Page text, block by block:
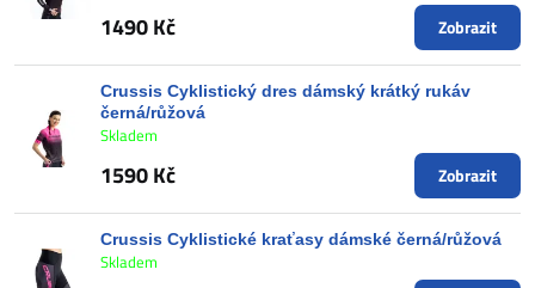
1490 Kč Zobrazit
Crussis Cyklistický dres dámský krátký rukáv
černá/růžová
Skladem
1590 Kč Zobrazit
Crussis Cyklistické kraťasy dámské černá/růžová
Skladem